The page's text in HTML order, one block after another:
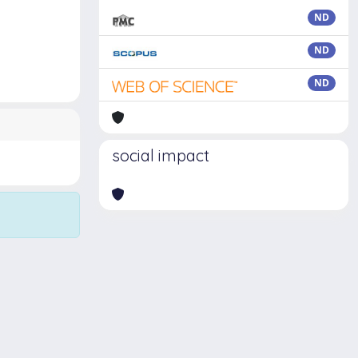
ND
ND
ND
social impact